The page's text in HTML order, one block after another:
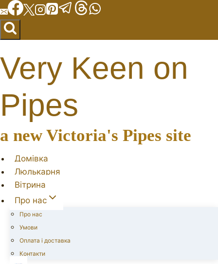
Перейти
до
вмісту
Very Keen on
Pipes
a new Victoria's Pipes site
Домівка
Люлькарня
Вітрина
Про нас
Про нас
Умови
Оплата і доставка
Контакти